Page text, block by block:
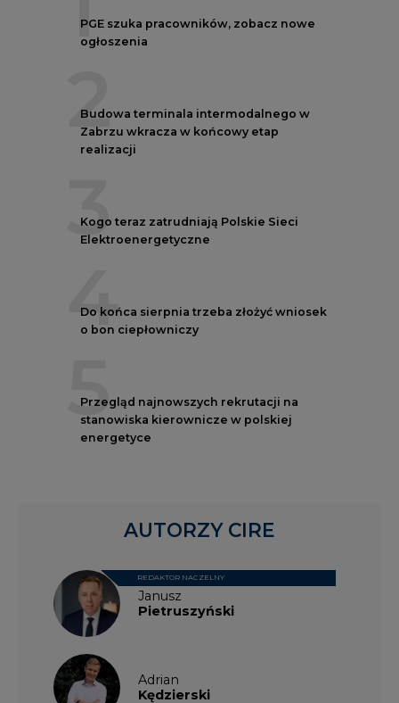
PGE szuka pracowników, zobacz nowe
ogłoszenia
2
Budowa terminala intermodalnego w
Zabrzu wkracza w końcowy etap
realizacji
3
Kogo teraz zatrudniają Polskie Sieci
Elektroenergetyczne
4
Do końca sierpnia trzeba złożyć wniosek
o bon ciepłowniczy
5
Przegląd najnowszych rekrutacji na
stanowiska kierownicze w polskiej
energetyce
Janusz
Pietruszyński
REDAKTOR NACZELNY
Adrian
Kędzierski
AUTORZY CIRE